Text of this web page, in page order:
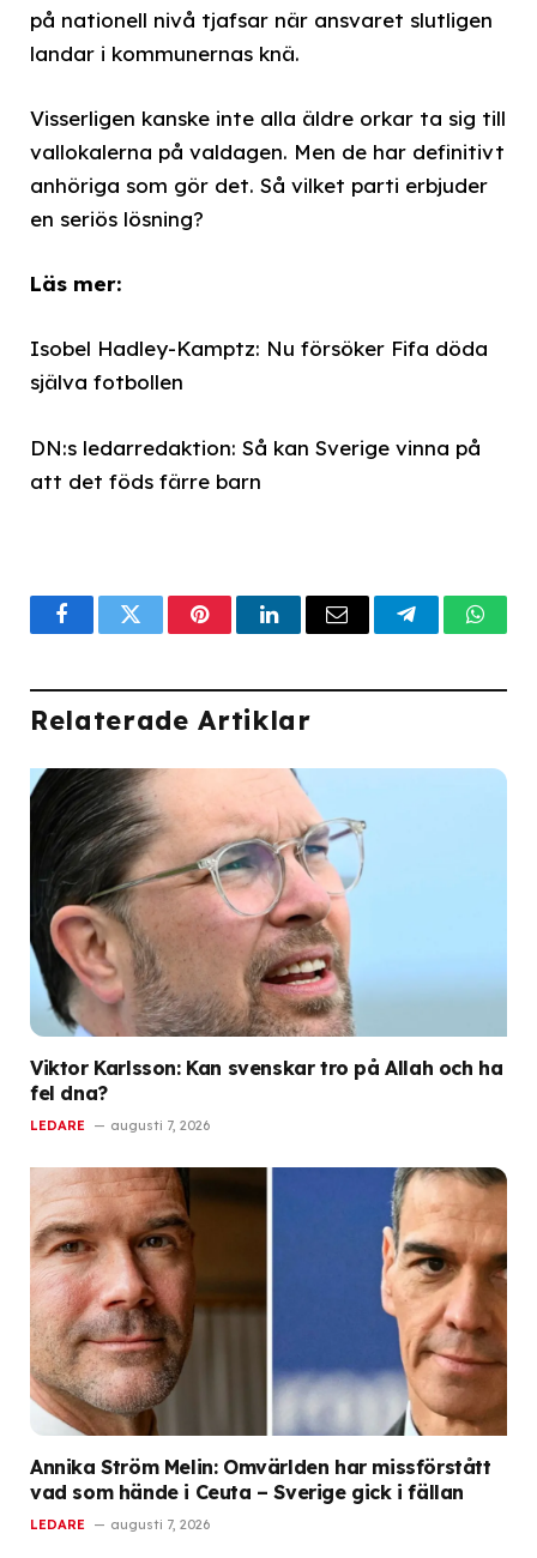
på nationell nivå tjafsar när ansvaret slutligen
landar i kommunernas knä.
Visserligen kanske inte alla äldre orkar ta sig till
vallokalerna på valdagen. Men de har definitivt
anhöriga som gör det. Så vilket parti erbjuder
en seriös lösning?
Läs mer:
Isobel Hadley-Kamptz: Nu försöker Fifa döda
själva fotbollen
DN:s ledarredaktion: Så kan Sverige vinna på
att det föds färre barn
FacebookTwitterPinterestLinkedInEmail Telegram
Relaterade Artiklar
Viktor Karlsson: Kan svenskar tro på Allah och ha
fel dna?
LEDARE augusti 7, 2026
Annika Ström Melin: Omvärlden har missförstått
vad som hände i Ceuta – Sverige gick i fällan
LEDARE augusti 7, 2026